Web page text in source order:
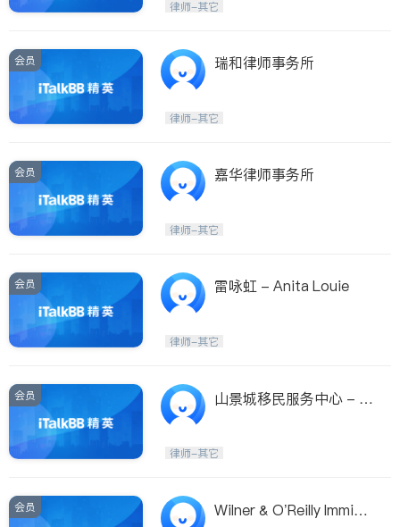
律师-其它
会员 瑞和律师事务所
律师-其它
会员 嘉华律师事务所
律师-其它
会员 雷咏虹 - Anita Louie
律师-其它
会员
山景城移民服务中心 - L
律师-其它
会员
Wilner & O’Reilly Immigr